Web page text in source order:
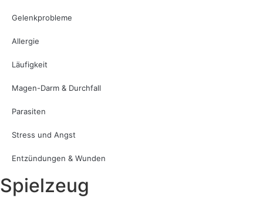
Gelenkprobleme
Allergie
Läufigkeit
Magen-Darm & Durchfall
Parasiten
Stress und Angst
Entzündungen & Wunden
Spielzeug